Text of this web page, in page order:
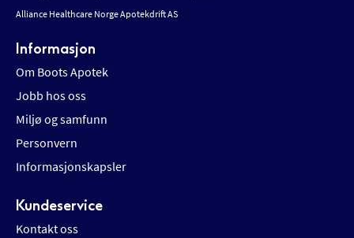
Alliance Healthcare Norge Apotekdrift AS
Informasjon
Om Boots Apotek
Jobb hos oss
Miljø og samfunn
Personvern
Informasjonskapsler
Kundeservice
Kontakt oss